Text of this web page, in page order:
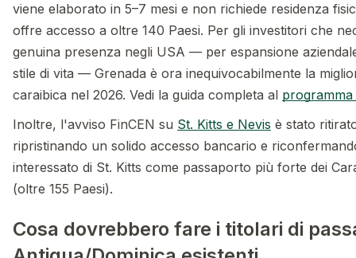
viene elaborato in 5–7 mesi e non richiede residenza
offre accesso a oltre 140 Paesi. Per gli investitori che
genuina presenza negli USA — per espansione
stile di vita — Grenada è ora inequivocabilmente la
caraibica nel 2026. Vedi la guida completa al programma
Inoltre, l'avviso FinCEN su St. Kitts e Nevis è stato
ripristinando un solido accesso bancario e
interessato di St. Kitts come passaporto più forte dei
(oltre 155 Paesi).
Cosa dovrebbero fare i titolari di